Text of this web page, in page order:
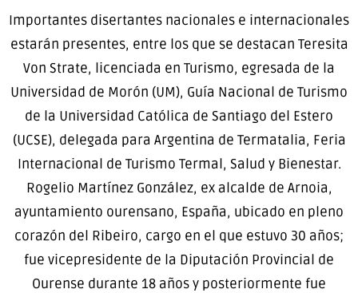
Importantes disertantes nacionales e internacionales
estarán presentes, entre los que se destacan Teresita
Von Strate, licenciada en Turismo, egresada de la
Universidad de Morón (UM), Guía Nacional de Turismo
de la Universidad Católica de Santiago del Estero
(UCSE), delegada para Argentina de Termatalia, Feria
Internacional de Turismo Termal, Salud y Bienestar.
Rogelio Martínez González, ex alcalde de Arnoia,
ayuntamiento ourensano, España, ubicado en pleno
corazón del Ribeiro, cargo en el que estuvo 30 años;
fue vicepresidente de la Diputación Provincial de
Ourense durante 18 años y posteriormente fue